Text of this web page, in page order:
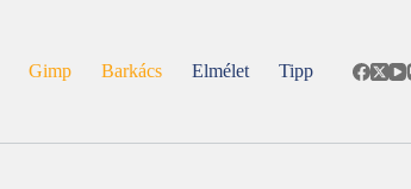
Gimp Barkács Elmélet Tipp